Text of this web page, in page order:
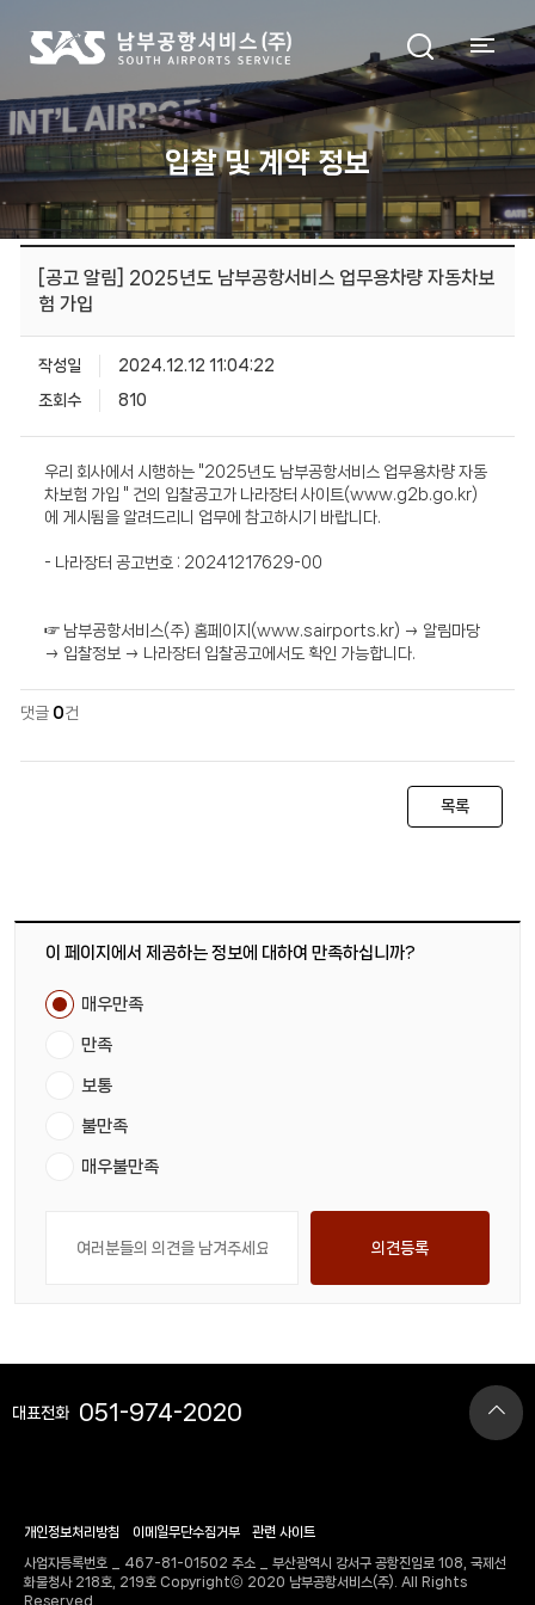
입찰 및 계약 정보
[공고 알림] 2025년도 남부공항서비스 업무용차량 자동차보
험 가입
작성일 2024.12.12 11:04:22
조회수 810
우리 회사에서 시행하는 "2025년도 남부공항서비스 업무용차량 자동
차보험 가입 " 건의 입찰공고가 나라장터 사이트(www.g2b.go.kr)
에 게시됨을 알려드리니 업무에 참고하시기 바랍니다.
- 나라장터 공고번호 : 20241217629-00
☞ 남부공항서비스(주) 홈페이지(www.sairports.kr) → 알림마당
→ 입찰정보 → 나라장터 입찰공고에서도 확인 가능합니다.
댓글 0건
목록
이 페이지에서 제공하는 정보에 대하여 만족하십니까?
매우만족
만족
보통
불만족
매우불만족
의견등록
대표전화 051-974-2020
개인정보처리방침 이메일무단수집거부 관련 사이트
사업자등록번호 _ 467-81-01502 주소 _ 부산광역시 강서구 공항진입로 108, 국제선
화물청사 218호, 219호 Copyrightⓒ 2020 남부공항서비스(주). All Rights
Reserved.